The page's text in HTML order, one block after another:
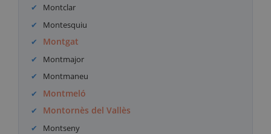
Montclar
Montesquiu
Montgat
Montmajor
Montmaneu
Montmeló
Montornès del Vallès
Montseny